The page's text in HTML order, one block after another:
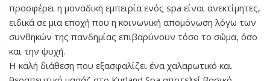
προσφέρει η μοναδική εμπειρία ενός spa είναι ανεκτίμητες,
ειδικά σε μια εποχή που η κοινωνική απομόνωση λόγω των
συνθηκών της πανδημίας επιβαρύνουν τόσο το σώμα, όσο
και την ψυχή.
Η καλή διάθεση που εξασφαλίζει ένα χαλαρωτικό και